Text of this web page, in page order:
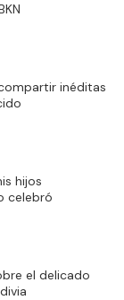
inéditas
hijos
celebró
el delicado